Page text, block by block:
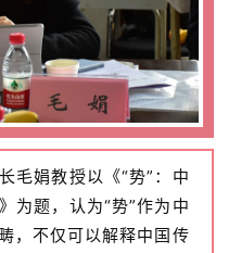
毛娟教授以《“势”：中
为题，认为“势”作为中
，不仅可以解释中国传